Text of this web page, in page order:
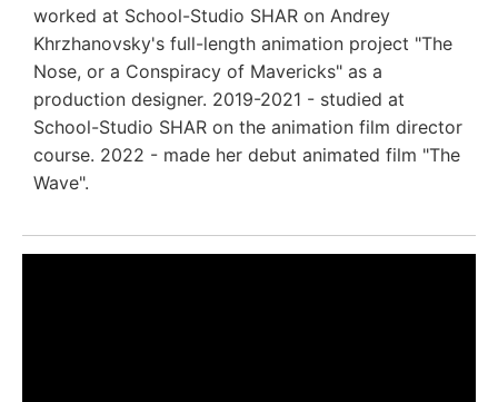
worked at School-Studio SHAR on Andrey
Khrzhanovsky's full-length animation project "The
Nose, or a Conspiracy of Mavericks" as a
production designer. 2019-2021 - studied at
School-Studio SHAR on the animation film director
course. 2022 - made her debut animated film "The
Wave".